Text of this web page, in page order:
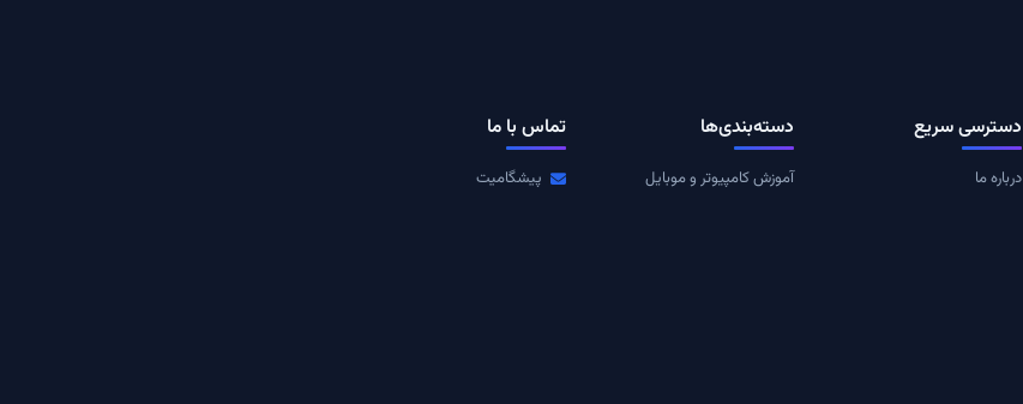
دسترسی سریع
درباره ما
دسته‌بندی‌ها
آموزش کامپیوتر و موبایل
تماس با ما
پیشگامیت